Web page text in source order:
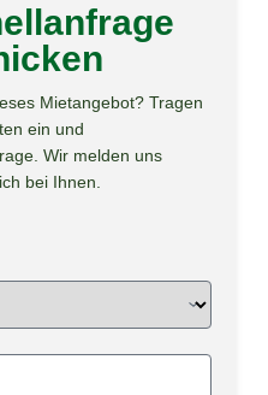
Mietangebot? Tragen
ein und
Wir melden uns
bei Ihnen.